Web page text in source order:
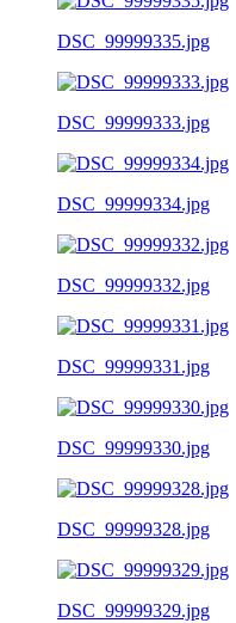
DSC_99999335.jpg
DSC_99999333.jpg
DSC_99999334.jpg
DSC_99999332.jpg
DSC_99999331.jpg
DSC_99999330.jpg
DSC_99999328.jpg
DSC_99999329.jpg